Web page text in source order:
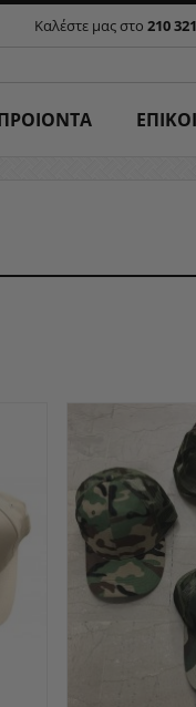
Καλέστε μας στο 210